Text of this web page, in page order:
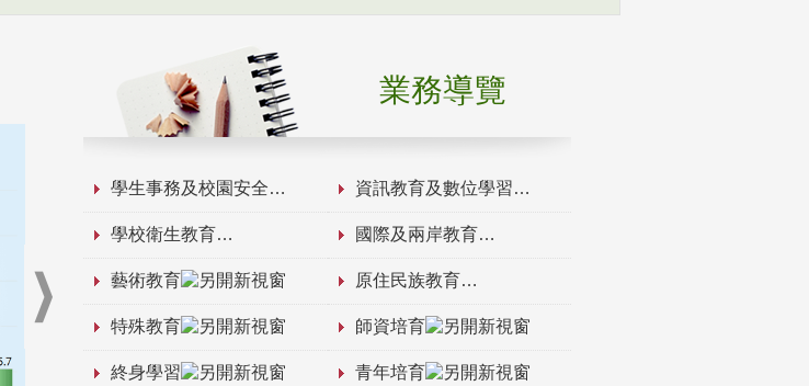
業務導覽
學生事務及校園安全 資訊教育及數位學習
學校衛生教育 國際及兩岸教育
藝術教育 原住民族教育
特殊教育 師資培育
終身學習 青年培育